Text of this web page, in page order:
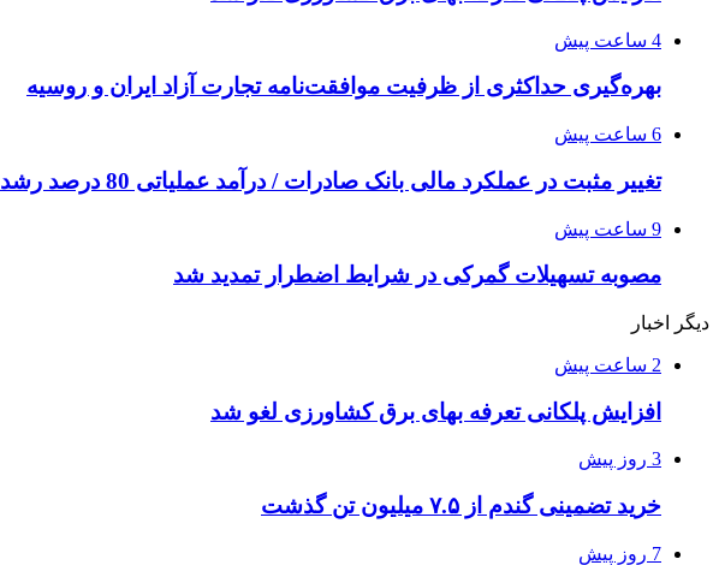
4 ساعت پیش
بهره‌گیری حداکثری از ظرفیت موافقت‌نامه تجارت آزاد ایران و روسیه
6 ساعت پیش
تغییر مثبت در عملکرد مالی بانک صادرات / درآمد عملیاتی 80 درصد رشد کرد
9 ساعت پیش
مصوبه تسهیلات گمرکی در شرایط اضطرار تمدید شد
دیگر اخبار
2 ساعت پیش
افزایش پلکانی تعرفه بهای برق کشاورزی لغو شد
3 روز پیش
خرید تضمینی گندم از ۷.۵ میلیون تن گذشت
7 روز پیش